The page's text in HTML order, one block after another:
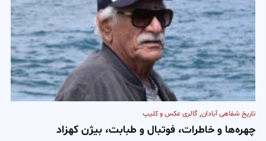
تاریخ شفاهی آبادان, گالری عکس و کلیپ
چهره‌ها و خاطرات، فوتبال و طبابت، بیژن کهزاد